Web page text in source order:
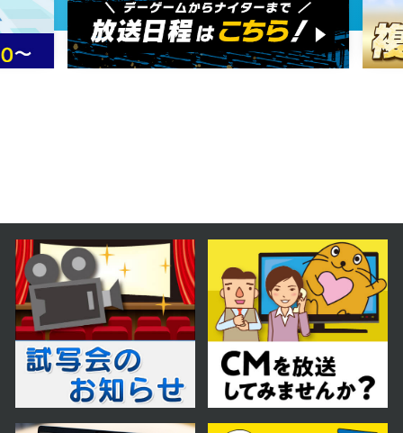
2026年04月04日 放送
4月4日【北海道を飛び出し台湾
へ！注目イベントの様子をお届け】
2026年03月21日 放送
3月21日【札幌PARCOで開催中！
韓国トレンド満喫イベント！】
2026年03月14日 放送
3月14日【創成イーストエリアで開
催される謎解きイベント！】